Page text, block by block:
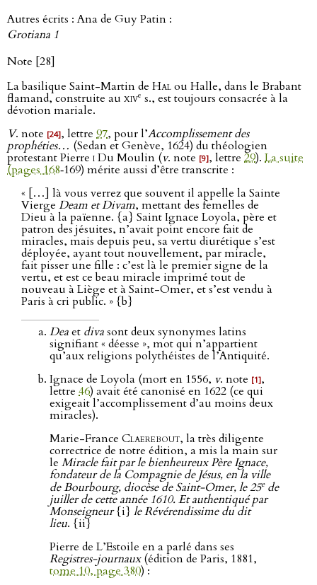
Autres écrits : Ana de Guy Patin :
Grotiana 1
Note [28]
La basilique Saint-Martin de Halou Halle, dans le Brabant
flamand, construite au xive s., est toujours consacrée à la
dévotion mariale.
V. note [24], lettre 97, pour l’Accomplissement des
prophéties… (Sedan et Genève, 1624) du théologien
protestant Pierre iDu Moulin (v. note [9], lettre 29). La suite
(pages 168‑169) mérite aussi d’être transcrite :
« […] là vous verrez que souvent il appelle la Sainte
Vierge Deam et Divam, mettant des femelles de
Dieu à la païenne. {a} Saint Ignace Loyola, père et
patron des jésuites, n’avait point encore fait de
miracles, mais depuis peu, sa vertu diurétique s’est
déployée, ayant tout nouvellement, par miracle,
fait pisser une fille : c’est là le premier signe de la
vertu, et est ce beau miracle imprimé tout de
nouveau à Liège et à Saint-Omer, et s’est vendu à
Paris à cri public. » {b}
Deaet divasont deux synonymes latins
signifiant « déesse », mot qui n’appartient
qu’aux religions polythéistes de l’Antiquité.
Ignace de Loyola (mort en 1556, v. note [1],
lettre 46) avait été canonisé en 1622 (ce qui
exigeait l’accomplissement d’au moins deux
miracles).
Marie-France Claerebout, la très diligente
correctrice de notre édition, a mis la main sur
le Miracle fait par le bienheureux Père Ignace,
fondateur de la Compagnie de Jésus, en la ville
de Bourbourg, diocèse de Saint-Omer, le 25ede
juiller de cette année 1610. Et authentiqué par
Monseigneur{i} le Révérendissime du dit
lieu. {ii}
Pierre de L’Estoile en a parlé dans ses
Registres-journaux(édition de Paris, 1881,
tome 10, page 380) :